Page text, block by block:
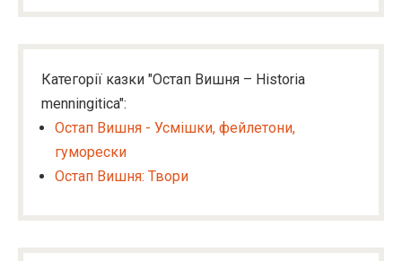
Категорії казки "Остап Вишня – Historia
menningitica":
Остап Вишня - Усмішки, фейлетони,
гуморески
Остап Вишня: Твори